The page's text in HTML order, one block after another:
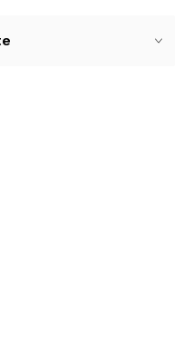
es la opción